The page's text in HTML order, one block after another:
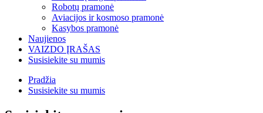
Robotų pramonė
Aviacijos ir kosmoso pramonė
Kasybos pramonė
Naujienos
VAIZDO ĮRAŠAS
Susisiekite su mumis
Pradžia
Susisiekite su mumis